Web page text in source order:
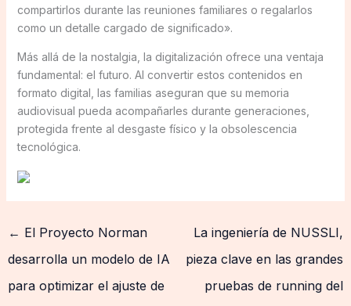
compartirlos durante las reuniones familiares o regalarlos
como un detalle cargado de significado».
Más allá de la nostalgia, la digitalización ofrece una ventaja
fundamental: el futuro. Al convertir estos contenidos en
formato digital, las familias aseguran que su memoria
audiovisual pueda acompañarles durante generaciones,
protegida frente al desgaste físico y la obsolescencia
tecnológica.
← El Proyecto Norman
desarrolla un modelo de IA
para optimizar el ajuste de
La ingeniería de NUSSLI,
pieza clave en las grandes
pruebas de running del